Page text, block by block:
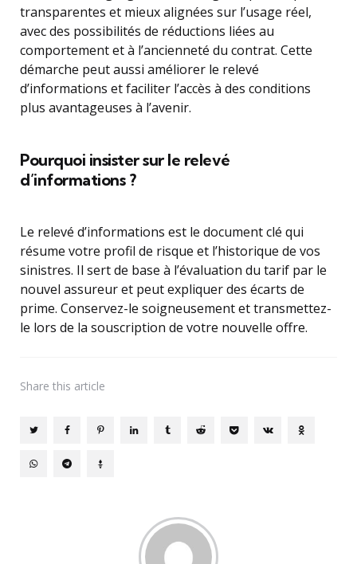
transparentes et mieux alignées sur l’usage réel,
avec des possibilités de réductions liées au
comportement et à l’ancienneté du contrat. Cette
démarche peut aussi améliorer le relevé
d’informations et faciliter l’accès à des conditions
plus avantageuses à l’avenir.
Pourquoi insister sur le relevé
d’informations ?
Le relevé d’informations est le document clé qui
résume votre profil de risque et l’historique de vos
sinistres. Il sert de base à l’évaluation du tarif par le
nouvel assureur et peut expliquer des écarts de
prime. Conservez-le soigneusement et transmettez-
le lors de la souscription de votre nouvelle offre.
Share this article